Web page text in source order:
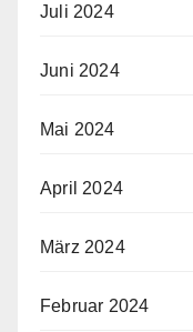
Juli 2024
Juni 2024
Mai 2024
April 2024
März 2024
Februar 2024